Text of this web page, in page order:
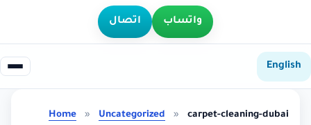
واتساب اتصال
English
Home » Uncategorized » carpet-cleaning-dubai